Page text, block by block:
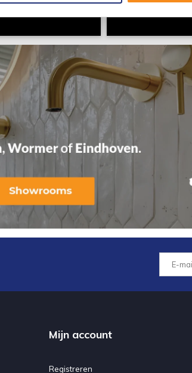
Mijn account
Registreren